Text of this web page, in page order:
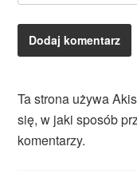
Ta strona używa
się, w jaki sposób
komentarzy.